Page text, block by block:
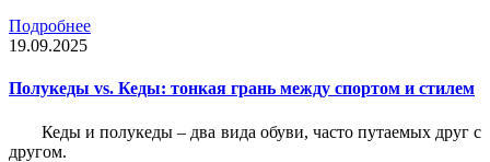
Подробнее
19.09.2025
Полукеды vs. Кеды: тонкая грань между спортом и стилем
Кеды и полукеды – два вида обуви, часто путаемых друг с
другом.